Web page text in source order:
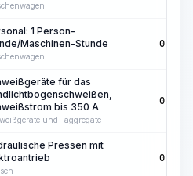
1 Person-
Maschinen-Stunde
0,07
für das
bis 350 A
und -aggregate
0,15
Pressen mit
0,32